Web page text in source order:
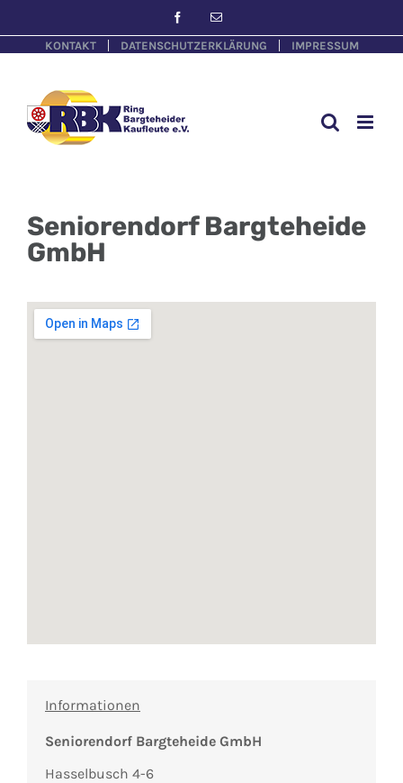
KONTAKT DATENSCHUTZERKLÄRUNG IMPRESSUM
Seniorendorf Bargteheide
GmbH
Informationen
Seniorendorf Bargteheide GmbH
Hasselbusch 4-6